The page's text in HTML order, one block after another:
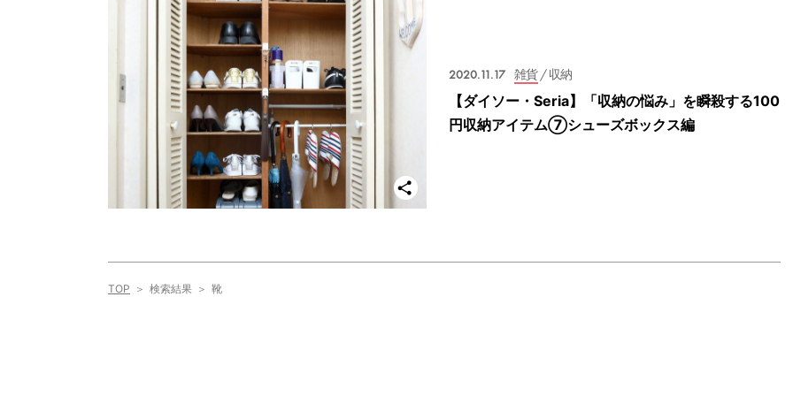
2020.11.17 雑貨/ 収納
【ダイソー・Seria】「収納の悩み」を瞬殺する100
円収納アイテム⑦シューズボックス編
TOP 検索結果 靴